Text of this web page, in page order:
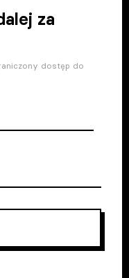
za
dostęp do